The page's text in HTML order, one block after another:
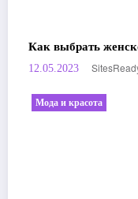
Как выбрать
12.05.2023
Мода и красота